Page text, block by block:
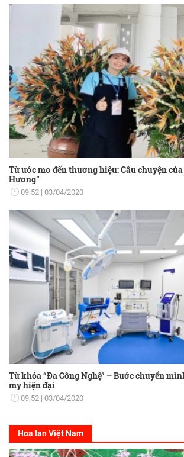
Từ ước mơ đến thương hiệu: Câu chuyện
Hương”
09:52 03/04/2020
Từ khóa “Đa Công Nghệ” – Bước chuyển
mỹ hiện đại
09:52 03/04/2020
Hoa lan Việt Nam